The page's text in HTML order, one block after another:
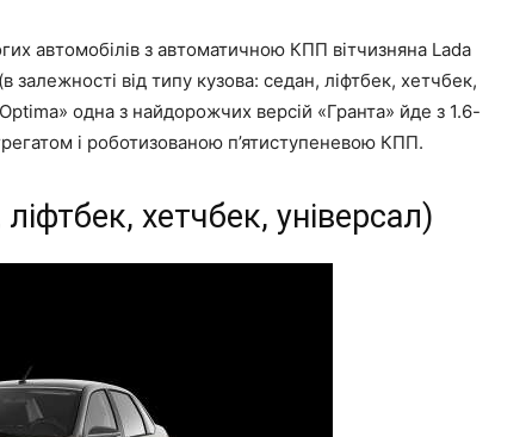
автомобілів з автоматичною КПП вітчизняна Lada
залежності від типу кузова: седан, ліфтбек, хетчбек,
одна з найдорожчих версій «Гранта» йде з 1.6-
і роботизованою п’ятиступеневою КПП.
хетчбек, універсал)